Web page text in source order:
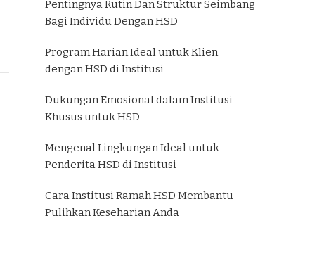
Pentingnya Rutin Dan Struktur Seimbang
Bagi Individu Dengan HSD
Program Harian Ideal untuk Klien
dengan HSD di Institusi
Dukungan Emosional dalam Institusi
Khusus untuk HSD
Mengenal Lingkungan Ideal untuk
Penderita HSD di Institusi
Cara Institusi Ramah HSD Membantu
Pulihkan Keseharian Anda